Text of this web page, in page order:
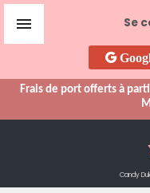
Se
Frais de port offerts à

Candy